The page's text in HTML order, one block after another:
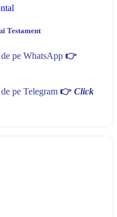
Testament
pe WhatsApp 👉
pe Telegram 👉 Click